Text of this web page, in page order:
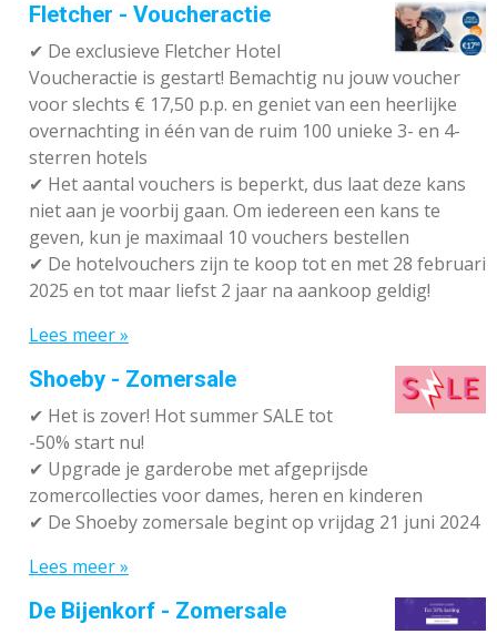
Fletcher - Voucheractie
✔ De exclusieve Fletcher Hotel
Voucheractie is gestart! Bemachtig nu jouw voucher
voor slechts € 17,50 p.p. en geniet van een heerlijke
overnachting in één van de ruim 100 unieke 3- en 4-
sterren hotels
✔ Het aantal vouchers is beperkt, dus laat deze kans
niet aan je voorbij gaan. Om iedereen een kans te
geven, kun je maximaal 10 vouchers bestellen
✔ De hotelvouchers zijn te koop tot en met 28 februari
2025 en tot maar liefst 2 jaar na aankoop geldig!
Lees meer »
Shoeby - Zomersale
✔ Het is zover! Hot summer SALE tot
-50% start nu!
✔ Upgrade je garderobe met afgeprijsde
zomercollecties voor dames, heren en kinderen
✔ De Shoeby zomersale begint op vrijdag 21 juni 2024
Lees meer »
De Bijenkorf - Zomersale